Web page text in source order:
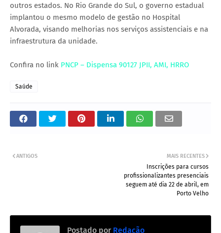
outros estados. No Rio Grande do Sul, o governo estadual
implantou o mesmo modelo de gestão no Hospital
Alvorada, visando melhorias nos serviços assistenciais e na
infraestrutura da unidade.
Confira no link PNCP – Dispensa 90127 JPII, AMI, HRRO
Saúde
MAIS RECENTES
Inscrições para cursos
profissionalizantes presenciais
seguem até dia 22 de abril, em
Porto Velho
ANTIGOS
Postado por Redação